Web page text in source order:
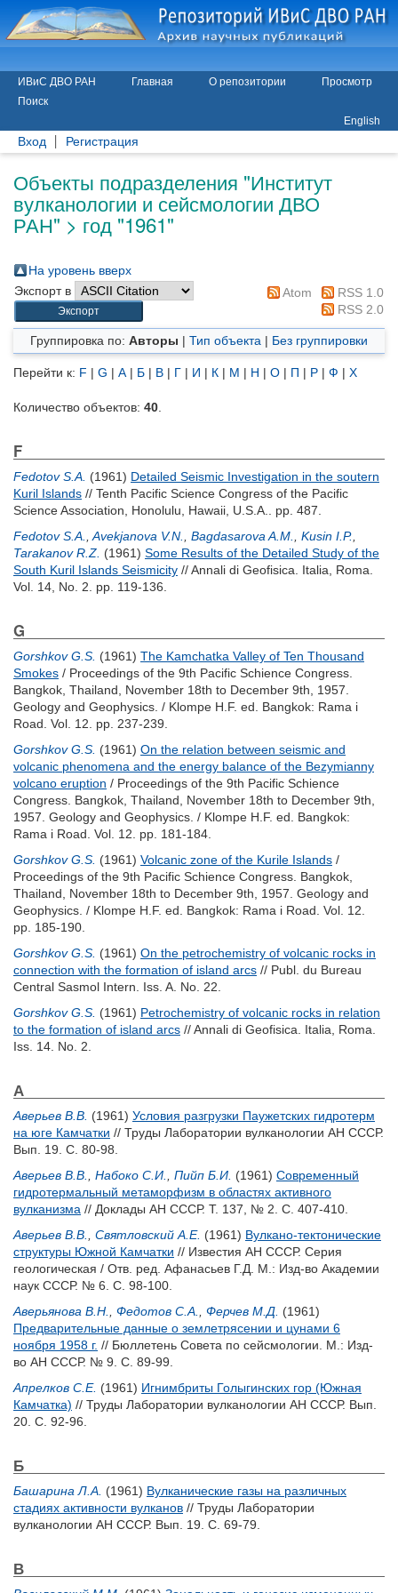
ИВиС ДВО РАН Главная О репозитории
Просмотр
Поиск
English
Вход Регистрация
Объекты подразделения "Институт
вулканологии и сейсмологии ДВО
РАН" > год "1961"
На уровень вверх
Экспорт в
Atom
RSS 1.0
RSS 2.0
Группировка по: Авторы | Тип объекта | Без группировки
Перейти к: F | G | А | Б | В | Г | И | К | М | Н | О | П | Р | Ф | Х
Количество объектов: 40
F
Fedotov S.A. (1961) Detailed Seismic Investigation in the soutern
Kuril Islands // Tenth Pacific Science Congress of the Pacific
Science Association, Honolulu, Hawaii, U.S.A.. pp. 487.
Fedotov S.A.
Avekjanova V.N. Bagdasarova A.M. Kusin I.P.
Tarakanov R.Z. (1961) Some Results of the Detailed Study of the
South Kuril Islands Seismicity // Annali di Geofisica. Italia, Roma.
Vol. 14, No. 2. pp. 119-136.
G
Gorshkov G.S. (1961) The Kamchatka Valley of Ten Thousand
Smokes / Proceedings of the 9th Pacific Schience Congress.
Bangkok, Thailand, November 18th to December 9th, 1957.
Geology and Geophysics. / Klompe H.F. ed. Bangkok: Rama i
Road. Vol. 12. pp. 237-239.
Gorshkov G.S. (1961) On the relation between seismic and
volcanic phenomena and the energy balance of the Bezymianny
volcano eruption / Proceedings of the 9th Pacific Schience
Congress. Bangkok, Thailand, November 18th to December 9th,
1957. Geology and Geophysics. / Klompe H.F. ed. Bangkok:
Rama i Road. Vol. 12. pp. 181-184.
Gorshkov G.S. (1961) Volcanic zone of the Kurile Islands /
Proceedings of the 9th Pacific Schience Congress. Bangkok,
Thailand, November 18th to December 9th, 1957. Geology and
Geophysics. / Klompe H.F. ed. Bangkok: Rama i Road. Vol. 12.
pp. 185-190.
Gorshkov G.S. (1961) On the petrochemistry of volcanic rocks in
connection with the formation of island arcs // Publ. du Bureau
Central Sasmol Intern. Iss. A. No. 22.
Gorshkov G.S. (1961) Petrochemistry of volcanic rocks in relation
to the formation of island arcs // Annali di Geofisica. Italia, Roma.
Iss. 14. No. 2.
А
Аверьев В.В. (1961) Условия разгрузки Паужетских гидротерм
на юге Камчатки // Труды Лаборатории вулканологии АН СССР.
Вып. 19. С. 80-98.
Аверьев В.В.
Набоко С.И. Пийп Б.И. (1961) Современный
гидротермальный метаморфизм в областях активного
вулканизма // Доклады АН СССР. Т. 137, № 2. С. 407-410.
Аверьев В.В.
Святловский А.Е. (1961) Вулкано-тектонические
структуры Южной Камчатки // Известия АН СССР. Серия
геологическая / Отв. ред. Афанасьев Г.Д. М.: Изд-во Академии
наук СССР. № 6. С. 98-100.
Аверьянова В.Н.
Федотов С.А. Ферчев М.Д. (1961)
Предварительные данные о землетрясении и цунами 6
ноября 1958 г. // Бюллетень Совета по сейсмологии. М.: Изд-
во АН СССР. № 9. С. 89-99.
Апрелков С.Е. (1961) Игнимбриты Голыгинских гор (Южная
Камчатка) // Труды Лаборатории вулканологии АН СССР. Вып.
20. С. 92-96.
Б
Башарина Л.А. (1961) Вулканические газы на различных
стадиях активности вулканов // Труды Лаборатории
вулканологии АН СССР. Вып. 19. С. 69-79.
В